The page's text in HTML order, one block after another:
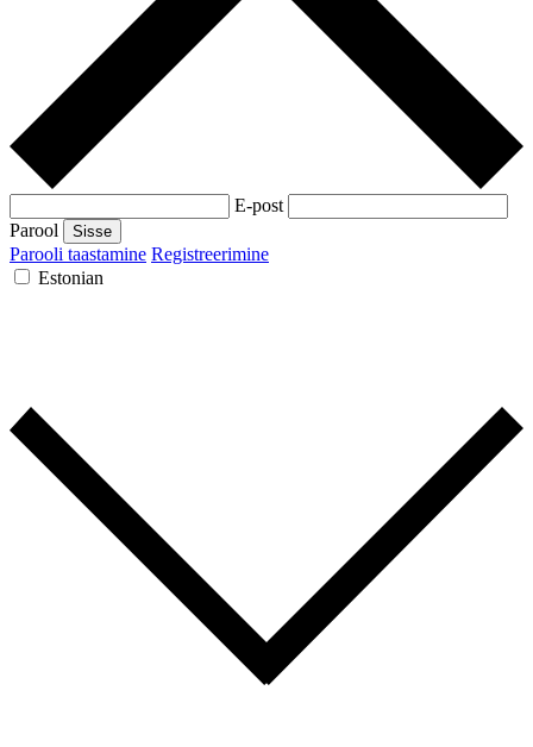
E-post
Parool
Sisse
Parooli taastamine Registreerimine
Estonian